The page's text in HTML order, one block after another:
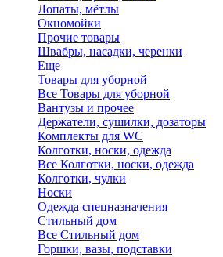
Лопаты, мётлы
Окномойки
Прочие товары
Швабры, насадки, черенки
Еще
Товары для уборной
Все Товары для уборной
Вантузы и прочее
Держатели, сушилки, дозаторы
Комплекты для WC
Колготки, носки, одежда
Все Колготки, носки, одежда
Колготки, чулки
Носки
Одежда спецназначения
Стильный дом
Все Стильный дом
Горшки, вазы, подставки